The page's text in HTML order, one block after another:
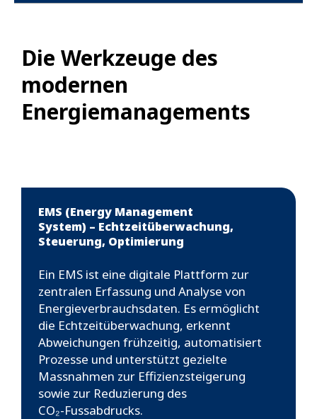
Die Werkzeuge des
modernen
Energiemanagements
EMS (Energy Management
System) – Echtzeitüberwachung,
Steuerung, Optimierung
Ein EMS ist eine digitale Plattform zur
zentralen Erfassung und Analyse von
Energieverbrauchsdaten. Es ermöglicht
die Echtzeitüberwachung, erkennt
Abweichungen frühzeitig, automatisiert
Prozesse und unterstützt gezielte
Massnahmen zur Effizienzsteigerung
sowie zur Reduzierung des
CO₂-Fussabdrucks.